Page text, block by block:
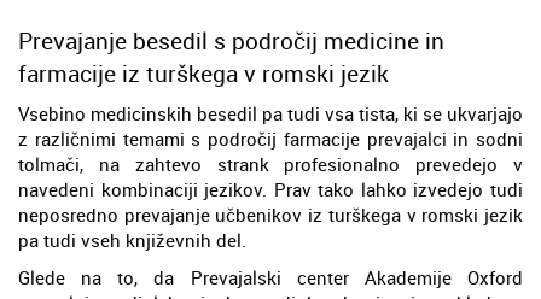
Prevajanje besedil s področij medicine in
farmacije iz turškega v romski jezik
Vsebino medicinskih besedil pa tudi vsa tista, ki se ukvarjajo
z različnimi temami s področij farmacije prevajalci in sodni
tolmači, na zahtevo strank profesionalno prevedejo v
navedeni kombinaciji jezikov. Prav tako lahko izvedejo tudi
neposredno prevajanje učbenikov iz turškega v romski jezik
pa tudi vseh književnih del.
Glede na to, da Prevajalski center Akademije Oxford